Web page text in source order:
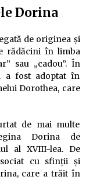
Dorina
de originea și
rădăcini în limba
sau „cadou”. În
a fost adoptat în
Dorothea, care
de mai multe
Dorina de
al XVIII-lea. De
cu sfinții și
care a trăit în